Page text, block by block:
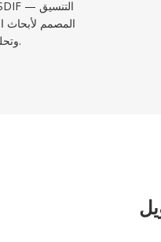
المصمم لأبحاث
وتحليل الإشارات.